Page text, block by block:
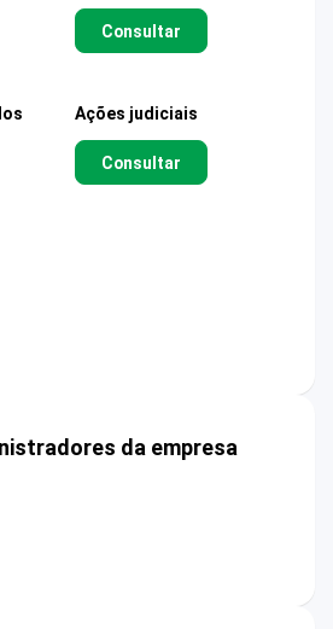
Consultar
Ações judiciais
Consultar
da empresa